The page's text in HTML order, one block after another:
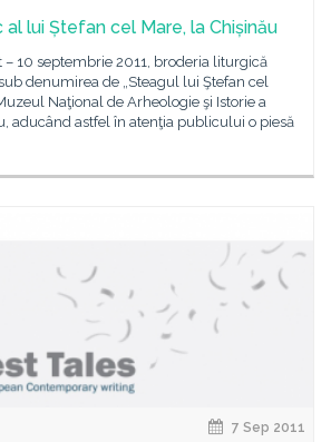
lui Ștefan cel Mare, la Chișinău
– 10 septembrie 2011, broderia liturgică
denumirea de „Steagul lui Ştefan cel
Naţional de Arheologie şi Istorie a
aducând astfel în atenţia publicului o piesă
7 Sep 2011